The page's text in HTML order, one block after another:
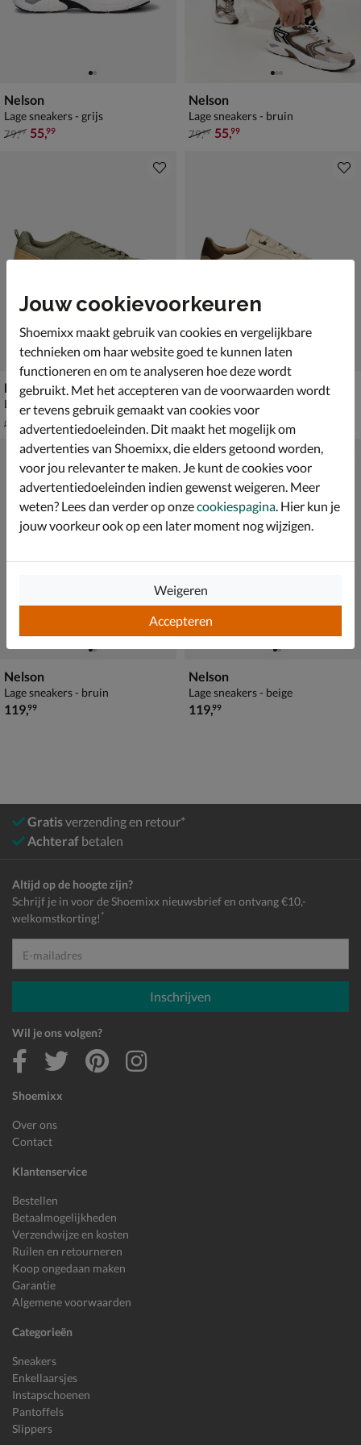
Nelson
Lage sneakers - grijs
van € 79,99 voor € 55,99
79,99 55,99
Nelson
Lage sneakers - bruin
van € 79,99 voor € 55,99
79,99 55,99
Nelson
Lage sneakers - groen
van € 69,99 voor € 48,99
69 48
Nelson
Lage sneakers - beige
99 ,
Nelson
Lage sneakers - bruin
€ 119,99
119,99
Nelson
Lage sneakers - beige
€ 119,99
119,99
Gratisverzending en retour*
Achteraf betalen
Shoemixx
Over ons
Contact
Klantenservice
Bestellen
Betaalmogelijkheden
Verzendwijze en kosten
Ruilen en retourneren
Koop ongedaan maken
Garantie
Algemene voorwaarden
Categorieën
Sneakers
Enkellaarsjes
Instapschoenen
Pantoffels
Slippers
Altijd op de hoogte zijn?
Schrijf je in voor de Shoemixx nieuwsbrief en ontvang €10,-
welkomstkorting! *
E-mailadres
Inschrijven
Wil je ons volgen?
Jouw cookievoorkeuren
Shoemixx maakt gebruik van cookies en vergelijkbare
technieken om haar website goed te kunnen laten
functioneren en om te analyseren hoe deze wordt
gebruikt. Met het accepteren van de voorwaarden wordt
er tevens gebruik gemaakt van cookies voor
advertentiedoeleinden. Dit maakt het mogelijk om
advertenties van Shoemixx, die elders getoond worden,
voor jou relevanter te maken. Je kunt de cookies voor
advertentiedoeleinden indien gewenst weigeren. Meer
weten? Lees dan verder op onzecookiespagina . Hier kun je
jouw voorkeur ook op een later moment nog wijzigen.
Accepteren
Weigeren